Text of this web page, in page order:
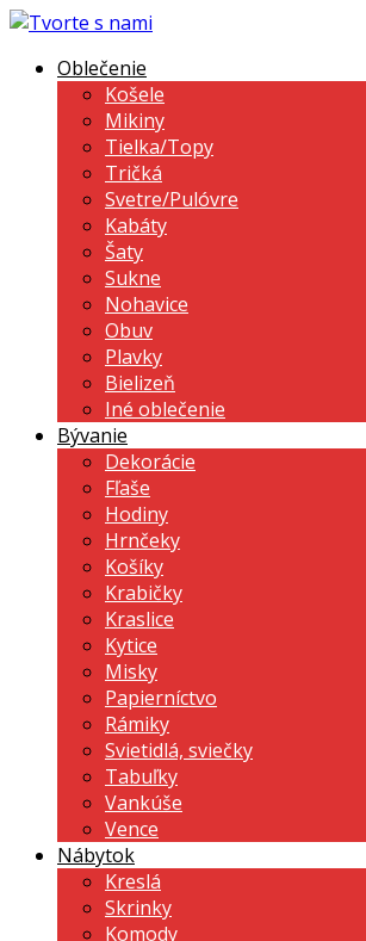
Oblečenie
Košele
Mikiny
Tielka/Topy
Tričká
Svetre/Pulóvre
Kabáty
Šaty
Sukne
Nohavice
Obuv
Plavky
Bielizeň
Iné oblečenie
Bývanie
Dekorácie
Fľaše
Hodiny
Hrnčeky
Košíky
Krabičky
Kraslice
Kytice
Misky
Papierníctvo
Rámiky
Svietidlá, sviečky
Tabuľky
Vankúše
Vence
Nábytok
Kreslá
Skrinky
Komody